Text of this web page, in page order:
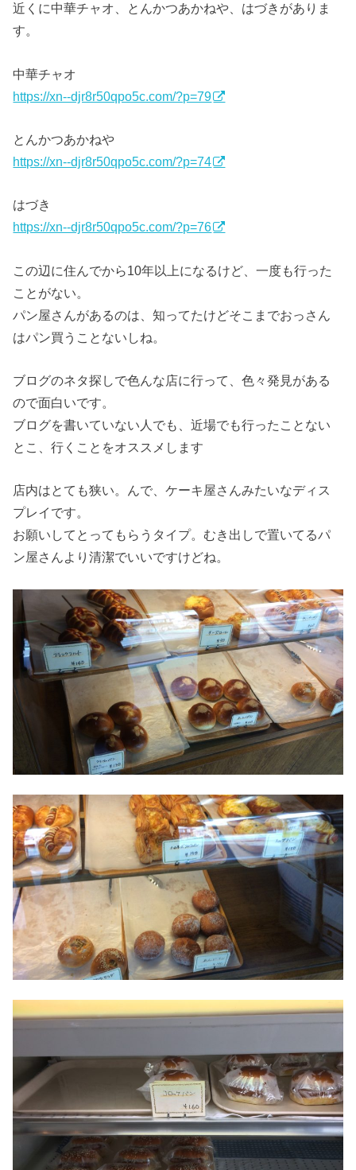
近くに中華チャオ、とんかつあかねや、はづきがありま
す。
中華チャオ
https://xn--djr8r50qpo5c.com/?p=79
とんかつあかねや
https://xn--djr8r50qpo5c.com/?p=74
はづき
https://xn--djr8r50qpo5c.com/?p=76
この辺に住んでから10年以上になるけど、一度も行った
ことがない。
パン屋さんがあるのは、知ってたけどそこまでおっさん
はパン買うことないしね。
ブログのネタ探しで色んな店に行って、色々発見がある
ので面白いです。
ブログを書いていない人でも、近場でも行ったことない
とこ、行くことをオススメします
店内はとても狭い。んで、ケーキ屋さんみたいなディス
プレイです。
お願いしてとってもらうタイプ。むき出しで置いてるパ
ン屋さんより清潔でいいですけどね。